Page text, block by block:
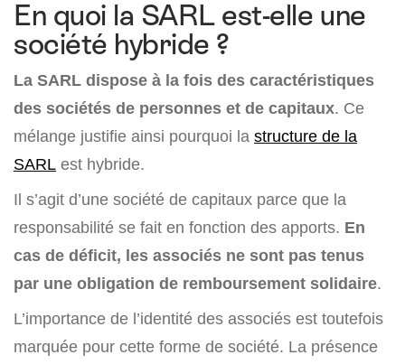
En quoi la SARL est-elle une
société hybride ?
La SARL dispose à la fois des caractéristiques
des sociétés de personnes et de capitaux. Ce
mélange justifie ainsi pourquoi la structure de la
SARL est hybride.
Il s’agit d’une société de capitaux parce que la
responsabilité se fait en fonction des apports. En
cas de déficit, les associés ne sont pas tenus
par une obligation de remboursement solidaire.
L’importance de l’identité des associés est toutefois
marquée pour cette forme de société. La présence